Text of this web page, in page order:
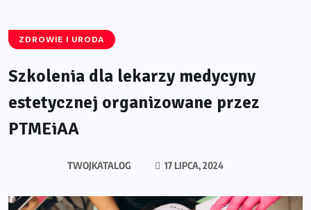
ZDROWIE I URODA
Szkolenia dla lekarzy medycyny
estetycznej organizowane przez
PTMEiAA
TWOJKATALOG 17 LIPCA, 2024